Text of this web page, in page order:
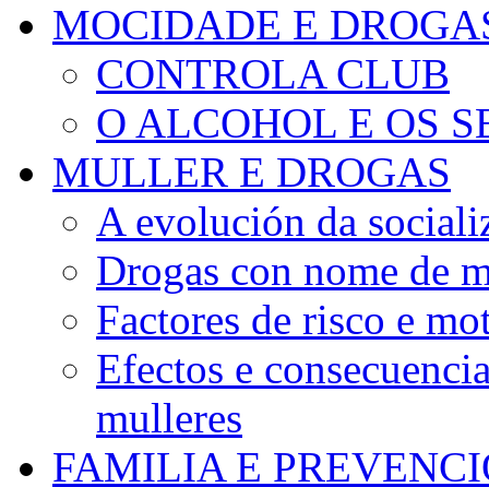
MOCIDADE E
CONTROLA CLUB
O ALCOHOL E OS
MULLER E DROGAS
A evolución da
Drogas con nome de
Factores de risco e
Efectos e
mulleres
FAMILIA E